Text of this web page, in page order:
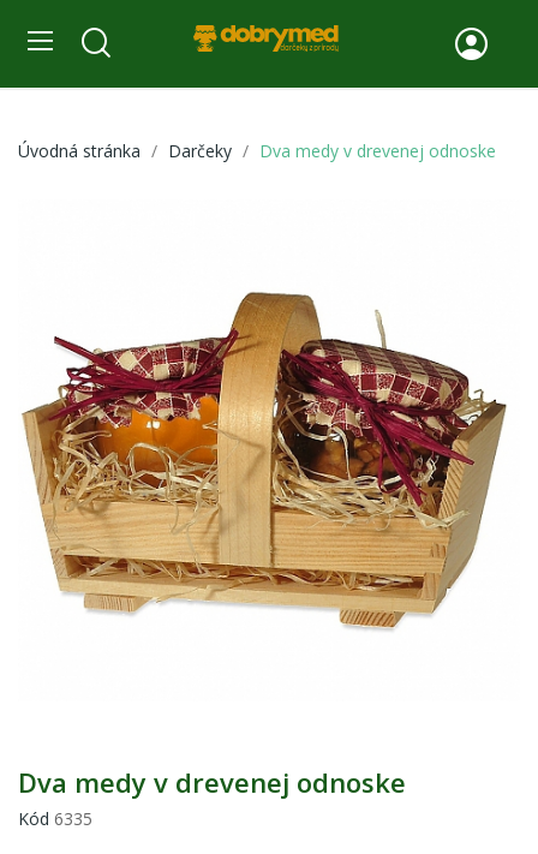
Úvodná stránka Darčeky Dva medy v drevenej odnoske
Dva medy v drevenej odnoske
Kód 6335